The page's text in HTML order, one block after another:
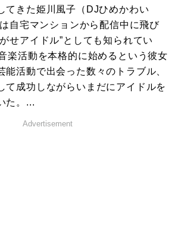
てきた姫川風子（DJひめかわい
自宅マンションから配信中に飛び
せアイドル”としても知られてい
楽活動を本格的に始めるという彼女
能活動で出会った数々のトラブル、
て成功しながらいまだにアイドルを
た。...
Advertisement